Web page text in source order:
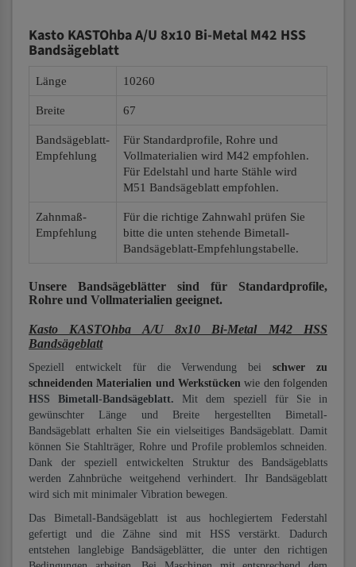
Kasto KASTOhba A/U 8x10 Bi-Metal M42 HSS
Bandsägeblatt
Länge 10260
Breite 67
Bandsägeblatt-
Empfehlung
Für Standardprofile, Rohre und
Vollmaterialien wird M42 empfohlen.
Für Edelstahl und harte Stähle wird
M51 Bandsägeblatt empfohlen.
Zahnmaß-
Empfehlung
Für die richtige Zahnwahl prüfen Sie
bitte die unten stehende Bimetall-
Bandsägeblatt-Empfehlungstabelle.
Unsere Bandsägeblätter sind für Standardprofile,
Rohre und Vollmaterialien geeignet.
Kasto KASTOhba A/U 8x10 Bi-Metal M42 HSS
Bandsägeblatt
Speziell entwickelt für die Verwendung beischwer zu
schneidenden Materialien und Werkstücken wie den folgenden
HSS Bimetall-Bandsägeblatt. Mit dem speziell für Sie in
gewünschter Länge und Breite hergestellten Bimetall-
Bandsägeblatt erhalten Sie ein vielseitiges Bandsägeblatt. Damit
können Sie Stahlträger, Rohre und Profile problemlos schneiden.
Dank der speziell entwickelten Struktur des Bandsägeblatts
werden Zahnbrüche weitgehend verhindert. Ihr Bandsägeblatt
wird sich mit minimaler Vibration bewegen.
Das Bimetall-Bandsägeblatt ist aus hochlegiertem Federstahl
gefertigt und die Zähne sind mit HSS verstärkt. Dadurch
entstehen langlebige Bandsägeblätter, die unter den richtigen